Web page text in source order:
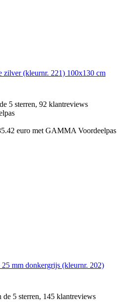
(kleurnr. 221) 100x130 cm
5 sterren, 92 klantreviews
euro met GAMMA Voordeelpas
mm donkergrijs (kleurnr. 202)
de 5 sterren, 145 klantreviews